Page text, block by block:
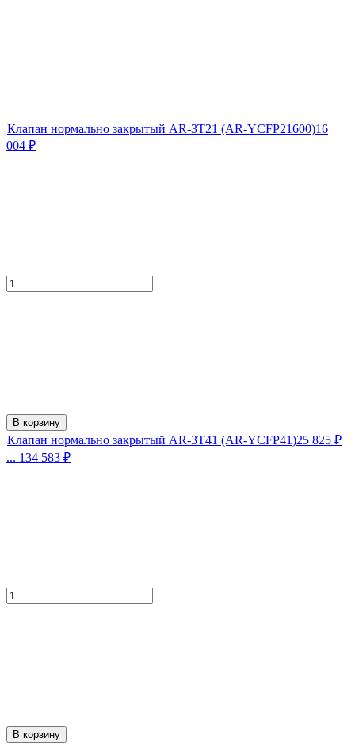
Клапан нормально закрытый AR-3T21 (AR-YCFP21600)16
004 ₽
В корзину
Клапан нормально закрытый AR-3T41 (AR-YCFP41)25 825 ₽
... 134 583 ₽
В корзину